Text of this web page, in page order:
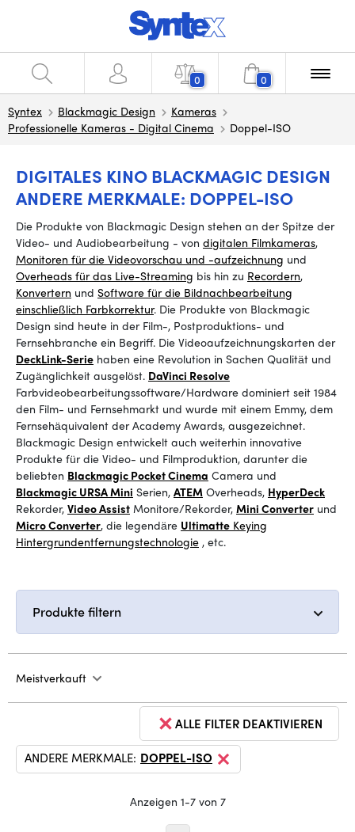
0 0
Syntex Blackmagic Design
Kameras
Professionelle Kameras - Digital Cinema
Doppel-ISO
DIGITALES KINO BLACKMAGIC DESIGN
ANDERE MERKMALE: DOPPEL-ISO
Die Produkte von Blackmagic Design stehen an der Spitze der
Video- und Audiobearbeitung - von digitalen Filmkameras,
Monitoren für die Videovorschau und -aufzeichnung und
Overheads für das Live-Streaming bis hin zu Recordern,
Konvertern und Software für die Bildnachbearbeitung
einschließlich Farbkorrektur. Die Produkte von Blackmagic
Design sind heute in der Film-, Postproduktions- und
Fernsehbranche ein Begriff. Die Videoaufzeichnungskarten der
DeckLink-Serie haben eine Revolution in Sachen Qualität und
Zugänglichkeit ausgelöst. DaVinci Resolve
Farbvideobearbeitungssoftware/Hardware dominiert seit 1984
den Film- und Fernsehmarkt und wurde mit einem Emmy, dem
Fernsehäquivalent der Academy Awards, ausgezeichnet.
Blackmagic Design entwickelt auch weiterhin innovative
Produkte für die Video- und Filmproduktion, darunter die
beliebten Blackmagic Pocket Cinema Camera und
Blackmagic URSA Mini Serien, ATEM Overheads, HyperDeck
Rekorder, Video Assist Monitore/Rekorder, Mini Converter und
Micro Converter, die legendäre Ultimatte Keying
Hintergrundentfernungstechnologie , etc.
Produkte filtern
Meistverkauft
ALLE FILTER DEAKTIVIEREN
ANDERE MERKMALE: DOPPEL-ISO
Anzeigen 1-7 von 7